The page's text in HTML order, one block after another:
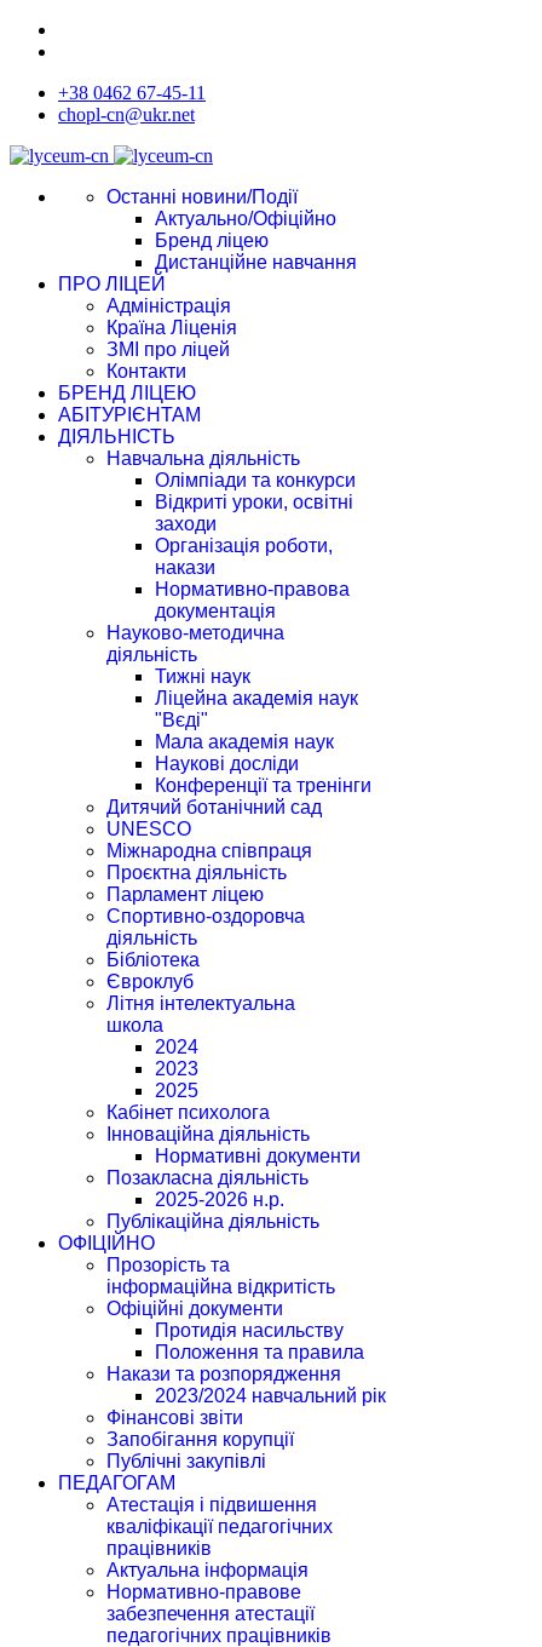
+38 0462 67-45-11
chopl-cn@ukr.net
Останні новини/Події
Актуально/Офіційно
Бренд ліцею
Дистанційне навчання
ПРО ЛІЦЕЙ
Адміністрація
Країна Ліценія
ЗМІ про ліцей
Контакти
БРЕНД ЛІЦЕЮ
АБІТУРІЄНТАМ
ДІЯЛЬНІСТЬ
Навчальна діяльність
Олімпіади та конкурси
Відкриті уроки, освітні
заходи
Організація роботи,
накази
Нормативно-правова
документація
Науково-методична
діяльність
Тижні наук
Ліцейна академія наук
"Вєді"
Мала академія наук
Наукові досліди
Конференції та тренінги
Дитячий ботанічний сад
UNESCO
Міжнародна співпраця
Проєктна діяльність
Парламент ліцею
Спортивно-оздоровча
діяльність
Бібліотека
Євроклуб
Літня інтелектуальна
школа
2024
2023
2025
Кабінет психолога
Інноваційна діяльність
Нормативні документи
Позакласна діяльність
2025-2026 н.р.
Публікаційна діяльність
ОФІЦІЙНО
Прозорість та
інформаційна відкритість
Офіційні документи
Протидія насильству
Положення та правила
Накази та розпорядження
2023/2024 навчальний рік
Фінансові звіти
Запобігання корупції
Публічні закупівлі
ПЕДАГОГАМ
Атестація і підвишення
кваліфікації педагогічних
працівників
Актуальна інформація
Нормативно-правове
забезпечення атестації
педагогічних працівників